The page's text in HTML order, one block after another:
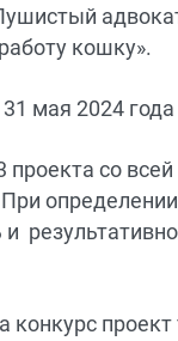
кошку».
мая 2024
проекта со
проект